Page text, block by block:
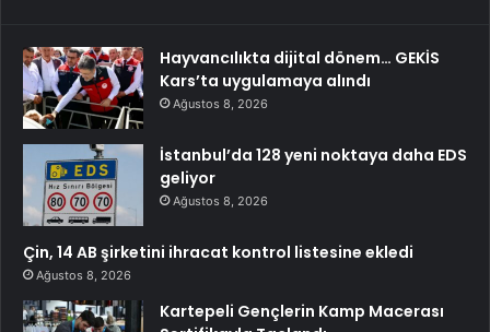
Hayvancılıkta dijital dönem… GEKİS
Kars’ta uygulamaya alındı
Ağustos 8, 2026
İstanbul’da 128 yeni noktaya daha EDS
geliyor
Ağustos 8, 2026
Çin, 14 AB şirketini ihracat kontrol listesine ekledi
Ağustos 8, 2026
Kartepeli Gençlerin Kamp Macerası